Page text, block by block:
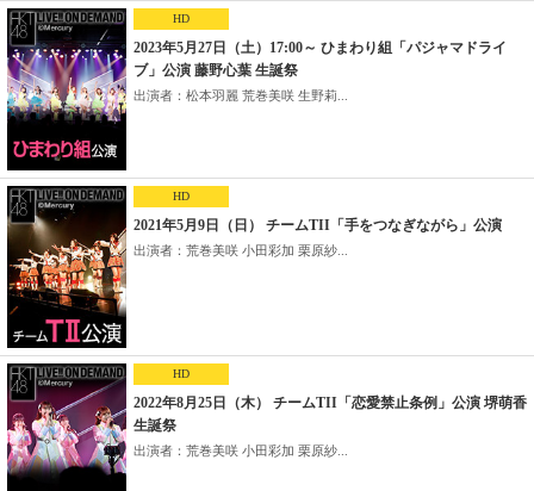
HD
2023年5月27日（土）17:00～ ひまわり組「パジャマドライ
ブ」公演 藤野心葉 生誕祭
出演者：松本羽麗 荒巻美咲 生野莉...
HD
2021年5月9日（日） チームTII「手をつなぎながら」公演
出演者：荒巻美咲 小田彩加 栗原紗...
HD
2022年8月25日（木） チームTII「恋愛禁止条例」公演 堺萌香
生誕祭
出演者：荒巻美咲 小田彩加 栗原紗...